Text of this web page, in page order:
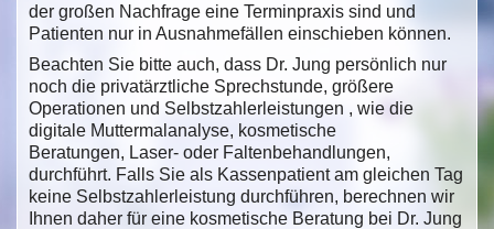
der großen Nachfrage eine Terminpraxis sind und
Patienten nur in Ausnahmefällen einschieben können.
Beachten Sie bitte auch, dass Dr. Jung persönlich nur
noch die privatärztliche Sprechstunde, größere
Operationen und Selbstzahlerleistungen , wie die
digitale Muttermalanalyse, kosmetische
Beratungen, Laser- oder Faltenbehandlungen,
durchführt. Falls Sie als Kassenpatient am gleichen Tag
keine Selbstzahlerleistung durchführen, berechnen wir
Ihnen daher für eine kosmetische Beratung bei Dr. Jung